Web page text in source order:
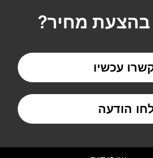
בהצעת מחיר?
עכשיו
הודעה